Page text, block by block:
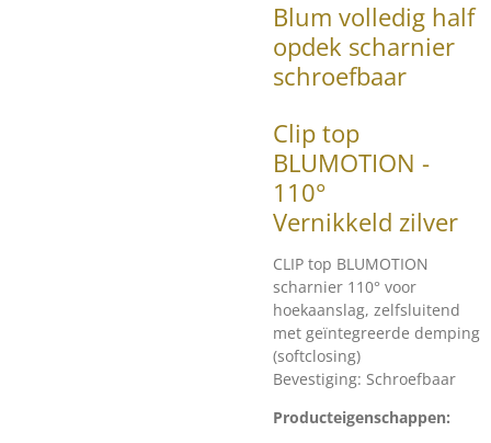
Blum volledig half
opdek scharnier
schroefbaar
Clip top
BLUMOTION -
110°
Vernikkeld zilver
CLIP top BLUMOTION
scharnier 110° voor
hoekaanslag, zelfsluitend
met geïntegreerde demping
(softclosing)
Bevestiging: Schroefbaar
Producteigenschappen: